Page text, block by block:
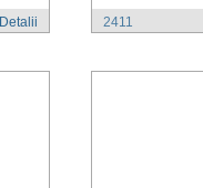
Detalii 2411